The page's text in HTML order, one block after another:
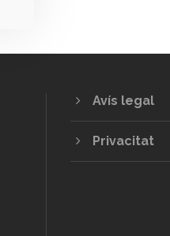
Avís legal
Privacitat